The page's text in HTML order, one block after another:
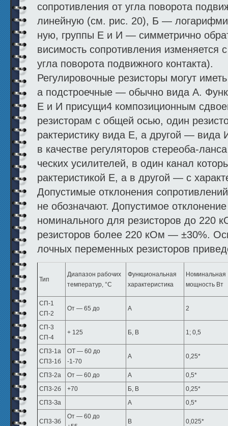
сопротивления от угла поворота
линейную (см. рис. 20), Б —
ную, группы Е и И — симметрично
висимость сопротивления изменяется
угла поворота подвижного контакта).
Регулировочные резисторы могут
а подстроечные — обычно вида А.
Е и И присущи4 компози­ционным
резисторам с общей осью, один
рактеристику вида Е, а другой — вида
в качестве регуляторов стереоба-
ческих усилителей, в один канал
рактеристикой Е, а в другой — с
Допустимые отклонения
не обозначают. Допусти­мое
номинального для резисторов до 220
резисторов более 220 кОм — ±30%.
лочных переменных резисторов
Тип
Диапазон рабочих
температур, °С
Функциональная
характеристика
Номи­нальная
мощность Вт
СП-1
СП-2
От — 65 до А 2
СП-3
СП-4
+ 125 Б, В 1; 0,5
СП3-1a
СП3-1б
ОТ — 60 до
-1-70
А 0,25*
СП3-2а От — 60 до А
0,5*
СП3-2б
+70 Б, В
0,25*
СП3-За
А 0,5*
СП3-Зб
От — 60 до
В 0,025*